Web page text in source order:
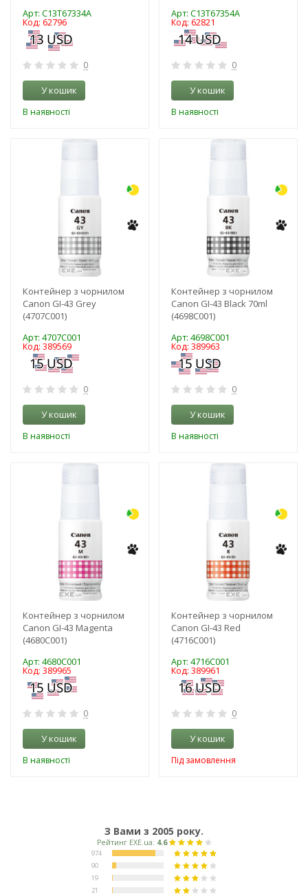
Арт: C13T67334A
Код: 62796
0
У кошик
В наявності
Арт: C13T67354A
Код: 62821
0
У кошик
В наявності
Контейнер з чорнилом
Canon GI-43 Grey
(4707C001)
Арт: 4707C001
Код: 389569
0
У кошик
В наявності
Контейнер з чорнилом
Canon GI-43 Black 70ml
(4698C001)
Арт: 4698C001
Код: 389963
0
У кошик
В наявності
Контейнер з чорнилом
Canon GI-43 Magenta
(4680C001)
Арт: 4680C001
Код: 389965
0
У кошик
В наявності
Контейнер з чорнилом
Canon GI-43 Red
(4716C001)
Арт: 4716C001
Код: 389961
0
У кошик
Під замовлення
З Вами з 2005 року.